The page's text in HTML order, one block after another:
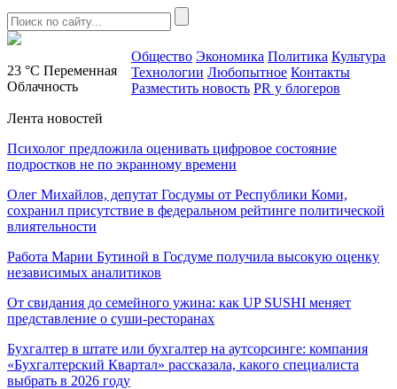
23 °C Переменная
Облачность
Общество Экономика Политика Культура
Технологии Любопытное Контакты
Разместить новость PR у блогеров
Лента новостей
Психолог предложила оценивать цифровое состояние
подростков не по экранному времени
Олег Михайлов, депутат Госдумы от Республики Коми,
сохранил присутствие в федеральном рейтинге политической
влиятельности
Работа Марии Бутиной в Госдуме получила высокую оценку
независимых аналитиков
От свидания до семейного ужина: как UP SUSHI меняет
представление о суши-ресторанах
Бухгалтер в штате или бухгалтер на аутсорсинге: компания
«Бухгалтерский Квартал» рассказала, какого специалиста
выбрать в 2026 году